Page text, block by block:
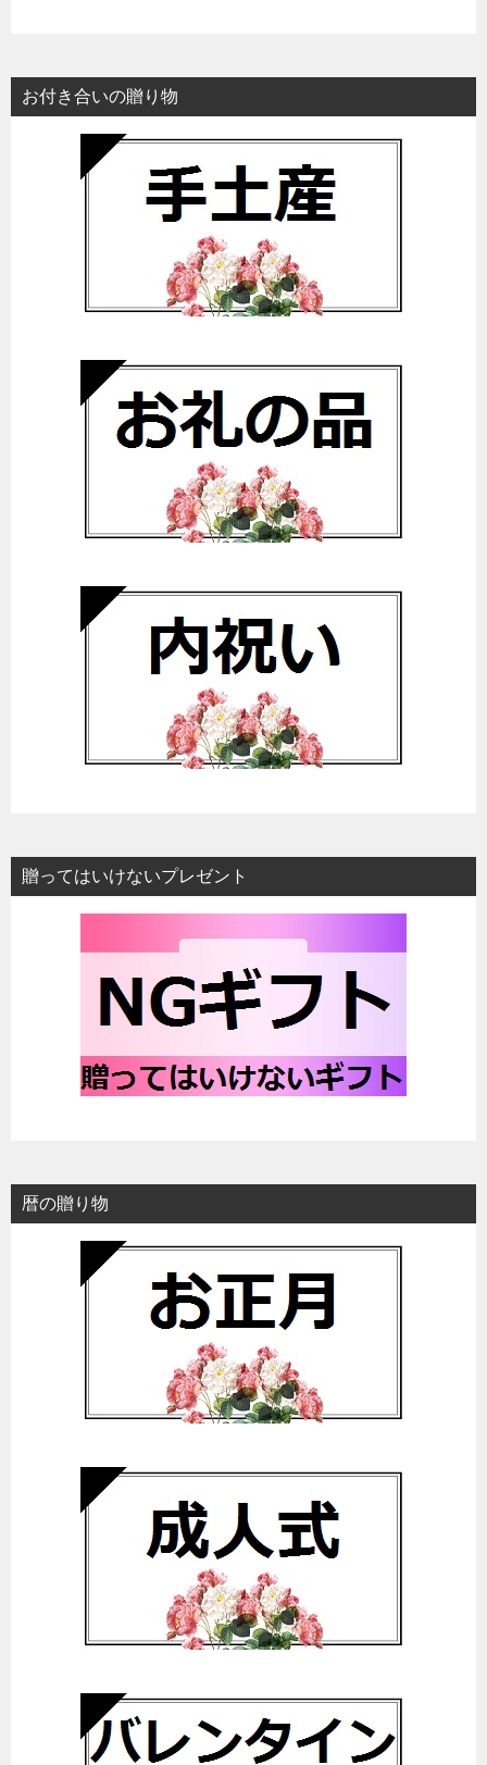
お付き合いの贈り物
贈ってはいけないプレゼント
暦の贈り物